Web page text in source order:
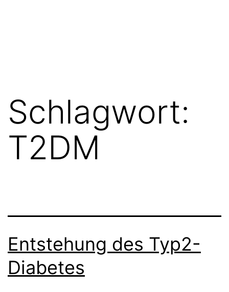
Schlagwort:
T2DM
Entstehung des Typ2-
Diabetes